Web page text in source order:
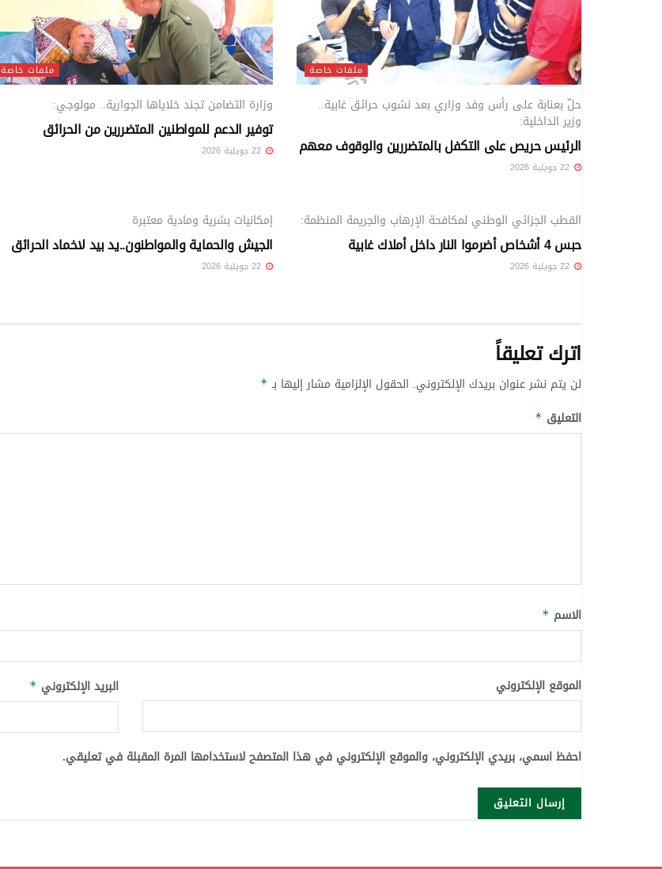
ملفات خاصة
حلّ بعنابة على رأس وفد وزاري بعد نشوب حرائق غابية..
وزير الداخلية:
الرئيس حريص على التكفل بالمتضررين والوقوف معهم
ملفات خاصة
وزارة التضامن تجند خلاياها الجوارية.. مولوجي:
توفير الدعم للمواطنين المتضررين من الحرائق
القطب الجزائي الوطني لمكافحة الإرهاب والجريمة المنظمة:
حبس 4 أشخاص أضرموا النار داخل أملاك غابية
إمكانيات بشرية ومادية معتبرة
الجيش والحماية والمواطنون..يد بيد لاخماد الحرائق
اترك تعليقاً
لن يتم نشر عنوان بريدك الإلكتروني. الحقول الإلزامية مشار إليها بـ *
التعليق *
الاسم *
البريد الإلكتروني * الموقع الإلكتروني
احفظ اسمي، بريدي الإلكتروني، والموقع الإلكتروني في هذا المتصفح لاستخدامها المرة المقبلة في تعليقي.